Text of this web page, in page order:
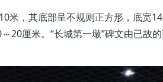
米，其底部呈不规则正方形，底宽
20厘米。“长城第一墩”碑文由已故